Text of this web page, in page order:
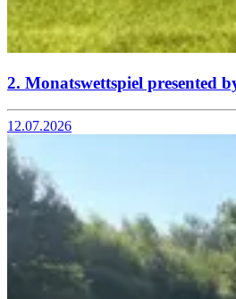
2. Monatswettspiel presented
12.07.2026